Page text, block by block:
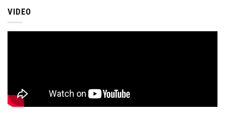
VIDEO